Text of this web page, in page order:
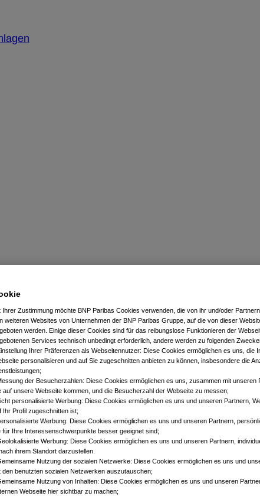
Ihrer Zustimmung möchte BNP Paribas Cookies verwenden, die von ihr und/oder
weiteren Websites von Unternehmen der BNP Paribas Gruppe, auf die von dieser
werden. Einige dieser Cookies sind für das reibungslose Funktionieren der
Services technisch unbedingt erforderlich, andere werden zu folgenden
Ihrer Präferenzen als Webseitennutzer: Diese Cookies ermöglichen es uns, die
personalisieren und auf Sie zugeschnitten anbieten zu können, insbesondere die
der Besucherzahlen: Diese Cookies ermöglichen es uns, zusammen mit unseren
auf unsere Webseite kommen, und die Besucherzahl der Webseite zu messen;
personalisierte Werbung: Diese Cookies ermöglichen es uns und unseren Partnern,
Ihr Profil zugeschnitten ist;
Werbung: Diese Cookies ermöglichen es uns und unseren Partnern,
für Ihre Interessenschwerpunkte besser geeignet sind;
Werbung: Diese Cookies ermöglichen es uns und unseren Partnern,
ihrem Standort darzustellen.
Nutzung der sozialen Netzwerke: Diese Cookies ermöglichen es uns und
den benutzten sozialen Netzwerken auszutauschen;
Nutzung von Inhalten: Diese Cookies ermöglichen es uns und unseren
Webseite hier sichtbar zu machen;